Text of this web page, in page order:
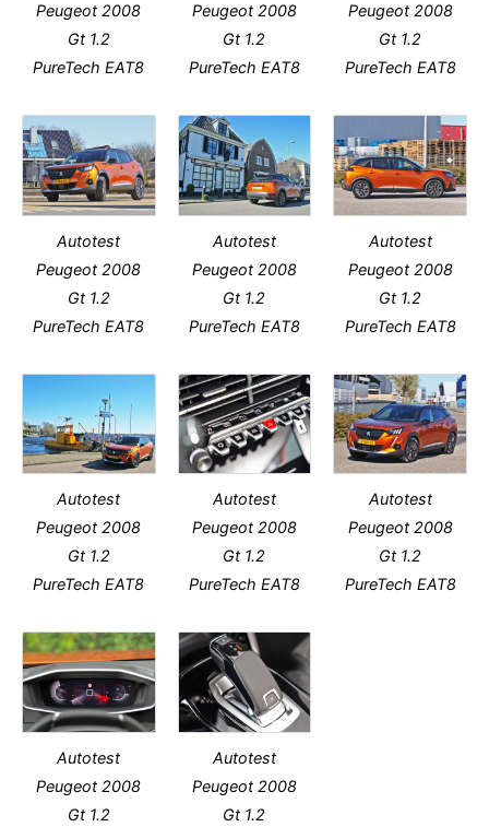
Peugeot 2008
Gt 1.2
PureTech EAT8
Peugeot 2008
Gt 1.2
PureTech EAT8
Peugeot 2008
Gt 1.2
PureTech EAT8
Autotest
Peugeot 2008
Gt 1.2
PureTech EAT8
Autotest
Peugeot 2008
Gt 1.2
PureTech EAT8
Autotest
Peugeot 2008
Gt 1.2
PureTech EAT8
Autotest
Peugeot 2008
Gt 1.2
PureTech EAT8
Autotest
Peugeot 2008
Gt 1.2
PureTech EAT8
Autotest
Peugeot 2008
Gt 1.2
PureTech EAT8
Autotest
Peugeot 2008
Gt 1.2
Autotest
Peugeot 2008
Gt 1.2